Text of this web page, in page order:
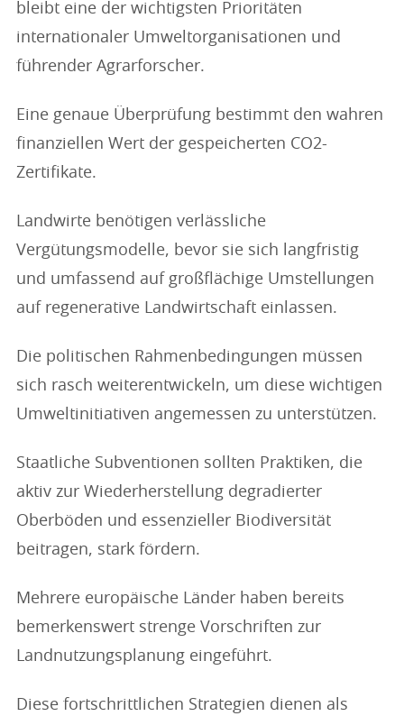
bleibt eine der wichtigsten Prioritäten
internationaler Umweltorganisationen und
führender Agrarforscher.
Eine genaue Überprüfung bestimmt den wahren
finanziellen Wert der gespeicherten CO2-
Zertifikate.
Landwirte benötigen verlässliche
Vergütungsmodelle, bevor sie sich langfristig
und umfassend auf großflächige Umstellungen
auf regenerative Landwirtschaft einlassen.
Die politischen Rahmenbedingungen müssen
sich rasch weiterentwickeln, um diese wichtigen
Umweltinitiativen angemessen zu unterstützen.
Staatliche Subventionen sollten Praktiken, die
aktiv zur Wiederherstellung degradierter
Oberböden und essenzieller Biodiversität
beitragen, stark fördern.
Mehrere europäische Länder haben bereits
bemerkenswert strenge Vorschriften zur
Landnutzungsplanung eingeführt.
Diese fortschrittlichen Strategien dienen als